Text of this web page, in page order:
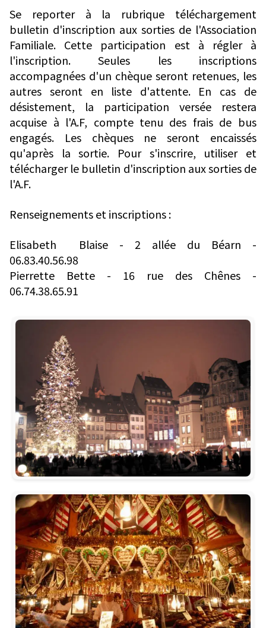
Se reporter à la rubrique téléchargement
bulletin d'inscription aux sorties de l'Association
Familiale. Cette participation est à régler à
l'inscription. Seules les inscriptions
accompagnées d'un chèque seront retenues, les
autres seront en liste d'attente. En cas de
désistement, la participation versée restera
acquise à l'A.F, compte tenu des frais de bus
engagés. Les chèques ne seront encaissés
qu'après la sortie. Pour s'inscrire, utiliser et
télécharger le bulletin d'inscription aux sorties de
l'A.F.
Renseignements et inscriptions :
Elisabeth Blaise - 2 allée du Béarn -
06.83.40.56.98
Pierrette Bette - 16 rue des Chênes -
06.74.38.65.91